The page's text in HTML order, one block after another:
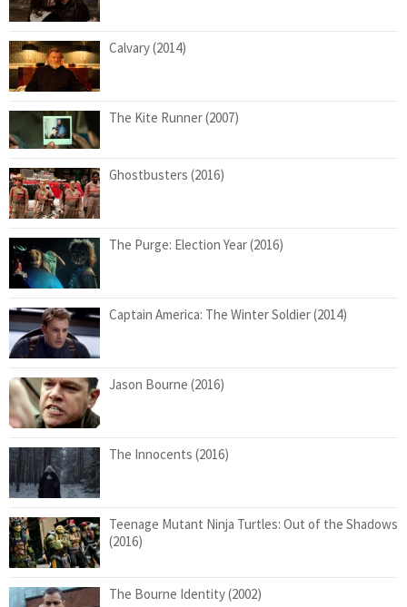
Calvary (2014)
The Kite Runner (2007)
Ghostbusters (2016)
The Purge: Election Year (2016)
Captain America: The Winter Soldier (2014)
Jason Bourne (2016)
The Innocents (2016)
Teenage Mutant Ninja Turtles: Out of the Shadows
(2016)
The Bourne Identity (2002)